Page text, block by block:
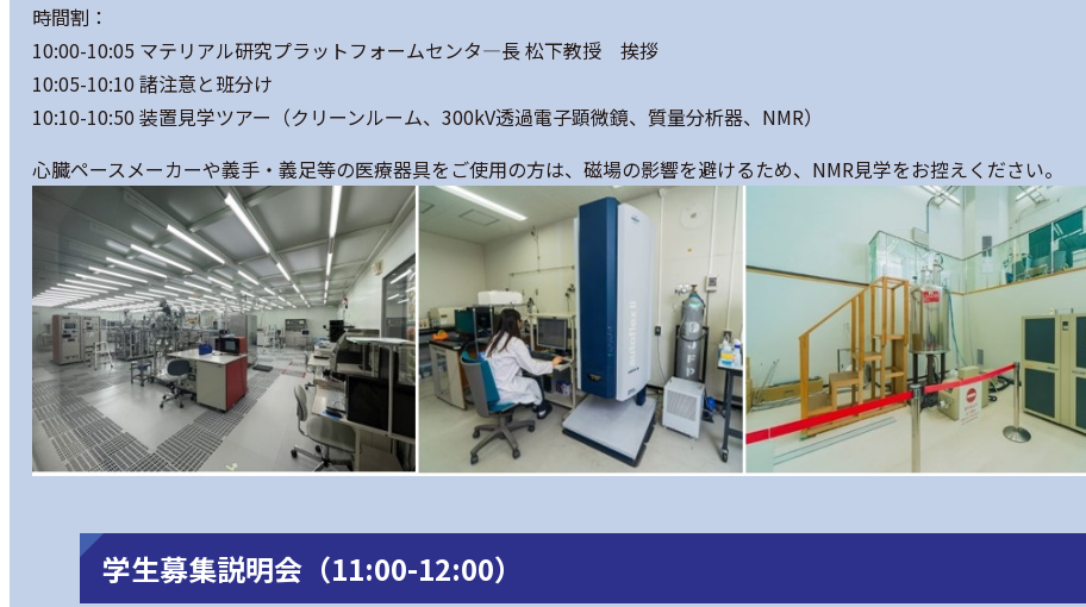
時間割：
10:00-10:05 マテリアル研究プラットフォームセンタ―長 松下教授 挨拶
10:05-10:10 諸注意と班分け
10:10-10:50 装置見学ツアー（クリーンルーム、300kV透過電子顕微鏡、質量分析器、NMR）
心臓ペースメーカーや義手・義足等の医療器具をご使用の方は、磁場の影響を避けるため、NMR見学をお控えください。
学生募集説明会（11:00-12:00）